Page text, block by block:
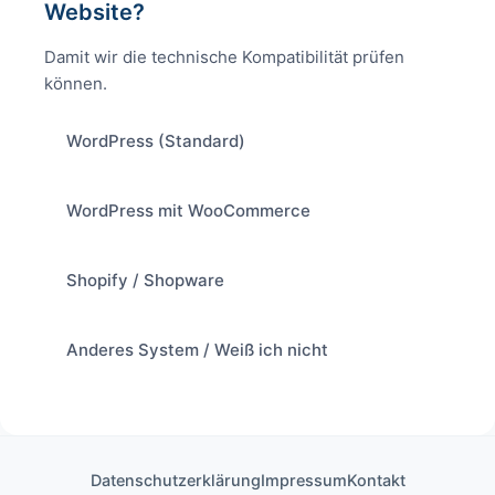
Website?
Damit wir die technische Kompatibilität prüfen
können.
WordPress (Standard)
WordPress mit WooCommerce
Shopify / Shopware
Anderes System / Weiß ich nicht
DatenschutzerklärungImpressumKontakt